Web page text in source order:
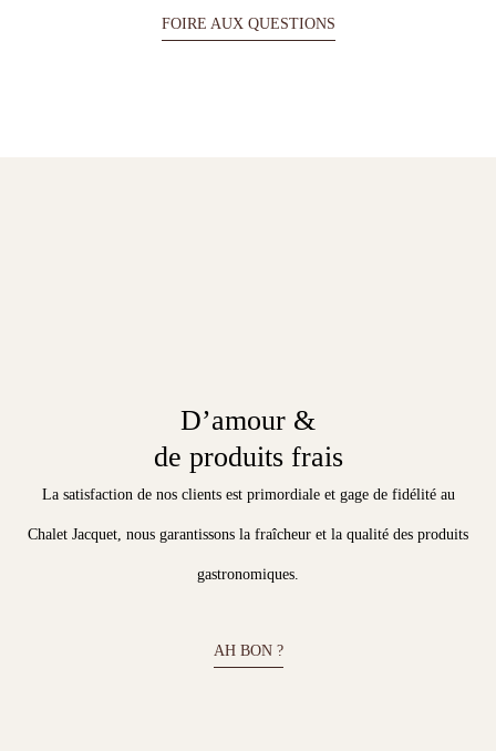
FOIRE AUX QUESTIONS
D’amour &
de produits frais
La satisfaction de nos clients est primordiale et gage de fidélité au
Chalet Jacquet, nous garantissons la fraîcheur et la qualité des produits
gastronomiques.
AH BON ?